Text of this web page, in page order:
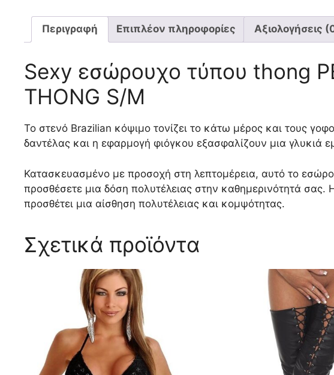
Περιγραφή Επιπλέον πληροφορίες Αξιολογήσεις
Sexy εσώρουχο τύπου thong
THONG S/M
Το στενό Brazilian κόψιμο τονίζει το κάτω μέρος και τους
δαντέλας και η εφαρμογή φιόγκου εξασφαλίζουν μια γλυκιά
Κατασκευασμένο με προσοχή στη λεπτομέρεια, αυτό το
προσθέσετε μια δόση πολυτέλειας στην καθημερινότητά
προσθέτει μια αίσθηση πολυτέλειας και κομψότητας.
Σχετικά προϊόντα